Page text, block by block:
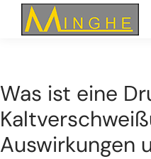
Was ist eine
Auswirkungen